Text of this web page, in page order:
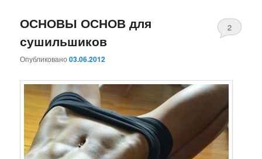
ОСНОВЫ ОСНОВ для
сушильшиков
Опубликовано03.06.2012
2